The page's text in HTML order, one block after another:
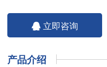
立即咨询
产品介绍